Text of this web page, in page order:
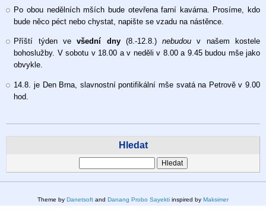
Po obou nedělních mších bude otevřena farní kavárna. Prosíme, kdo
bude něco péct nebo chystat, napište se vzadu na nástěnce.
Příští týden vevšední dny(8.-12.8.)nebudou v našem kostele
bohoslužby. V sobotu v 18.00 a v neděli v 8.00 a 9.45 budou mše jako
obvykle.
14.8. je Den Brna, slavnostní pontifikální mše svatá na Petrově v 9.00
hod.
Hledat
Theme by Danetsoft and Danang Probo Sayekti inspired by Maksimer